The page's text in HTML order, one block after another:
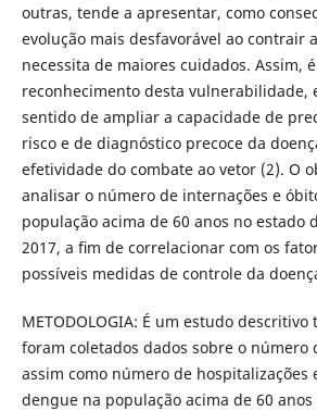
outras, tende a apresentar, como
evolução mais desfavorável ao contrair
necessita de maiores cuidados. Assim,
reconhecimento desta vulnerabilidade,
sentido de ampliar a capacidade de
risco e de diagnóstico precoce da
efetividade do combate ao vetor (2). O
analisar o número de internações e
população acima de 60 anos no estado
2017, a ﬁm de correlacionar com os
possíveis medidas de controle da
METODOLOGIA: É um estudo
foram coletados dados sobre o número
assim como número de hospitalizações
dengue na população acima de 60 anos